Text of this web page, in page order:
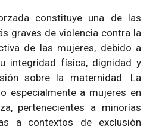
constituye una de las
graves de violencia contra la
de las mujeres, debido a
integridad física, dignidad y
sobre la maternidad. La
especialmente a mujeres en
pertenecientes a minorías
a contextos de exclusión